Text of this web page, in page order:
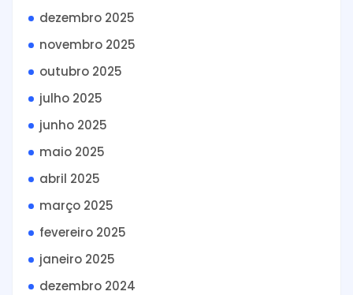
dezembro 2025
novembro 2025
outubro 2025
julho 2025
junho 2025
maio 2025
abril 2025
março 2025
fevereiro 2025
janeiro 2025
dezembro 2024